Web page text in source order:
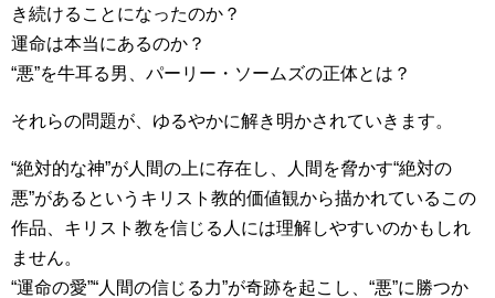
き続けることになったのか？
運命は本当にあるのか？
“悪”を牛耳る男、パーリー・ソームズの正体とは？
それらの問題が、ゆるやかに解き明かされていきます。
“絶対的な神”が人間の上に存在し、人間を脅かす“絶対の
悪”があるというキリスト教的価値観から描かれているこの
作品、キリスト教を信じる人には理解しやすいのかもしれ
ません。
“運命の愛”“人間の信じる力”が奇跡を起こし、“悪”に勝つか